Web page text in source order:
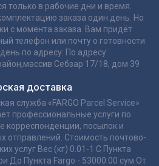
только в рабочие дни и время.
заказа один день. Но
с момента заказа. Вам придёт
телефон или почту о готовности
по адресу: По адресу:
Себзар 17/18, дом 39
доставка
служба «FARGO Parcel Service»
профессиональные услуги по
корреспонденции, посылок и
отправлений. Стоимость почтово-
услуг Вес (кг) 0.01-1 С Пункта
До Пункта Fargo - 53000.00 сум От